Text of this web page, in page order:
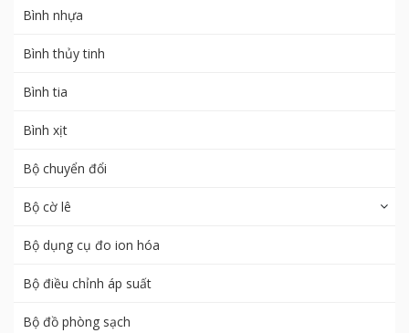
Bình nhựa
Bình thủy tinh
Bình tia
Bình xịt
Bộ chuyển đổi
Bộ cờ lê
Bộ dụng cụ đo ion hóa
Bộ điều chỉnh áp suất
Bộ đồ phòng sạch